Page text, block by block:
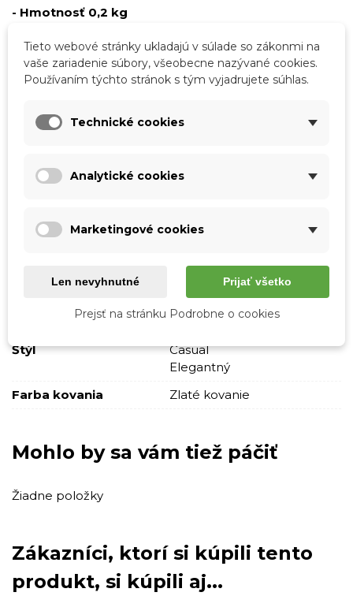
- Hmotnosť 0,2 kg
Podrobnosti o produkte
Tabuľka vlastností
Materiál
Pravá koža
Vzor
Jednofarebné
Pohlavie
Crossbody
Štýl
Casual
Elegantný
Farba kovania
Zlaté kovanie
Mohlo by sa vám tiež páčiť
Žiadne položky
Zákazníci, ktorí si kúpili tento
produkt, si kúpili aj...
Tieto webové stránky ukladajú v súlade so zákonmi na
vaše zariadenie súbory, všeobecne nazývané cookies.
Používaním týchto stránok s tým vyjadrujete súhlas.
Technické cookies
Analytické cookies
Marketingové cookies
Len nevyhnutné Prijať všetko
Prejsť na stránku Podrobne o cookies